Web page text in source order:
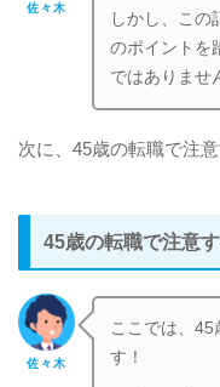
佐々木
しかし、この
のポイントを
ではありませ
次に、45歳の転職で注
45歳の転職で注意
佐々木
ここでは、45
す！